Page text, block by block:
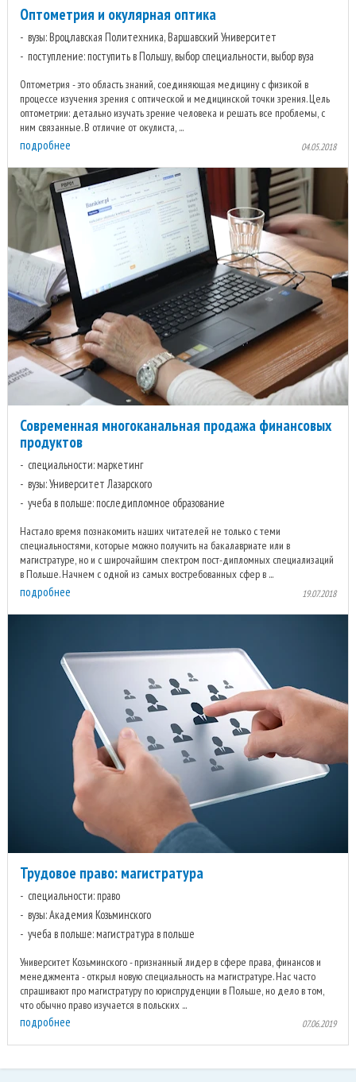
Оптометрия и окулярная оптика
вузы: Вроцлавская Политехника, Варшавский Университет
поступление: поступить в Польшу, выбор специальности, выбор вуза
Оптометрия - это область знаний, соединяющая медицину с физикой в
процессе изучения зрения с оптической и медицинской точки зрения. Цель
оптометрии: детально изучать зрение человека и решать все проблемы, с
ним связанные. В отличие от окулиста, ...
подробнее 04.05.2018
Современная многоканальная продажа финансовых
продуктов
специальности: маркетинг
вузы: Университет Лазарского
учеба в польше: последипломное образование
Настало время познакомить наших читателей не только с теми
специальностями, которые можно получить на бакалавриате или в
магистратуре, но и с широчайшим спектром пост-дипломных специализаций
в Польше. Начнем с одной из самых востребованных сфер в ...
подробнее 19.07.2018
Трудовое право: магистратура
специальности: право
вузы: Академия Козьминского
учеба в польше: магистратура в польше
Университет Козьминского - признанный лидер в сфере права, финансов и
менеджмента - открыл новую специальность на магистратуре. Нас часто
спрашивают про магистратуру по юриспруденции в Польше, но дело в том,
что обычно право изучается в польских ...
подробнее 07.06.2019